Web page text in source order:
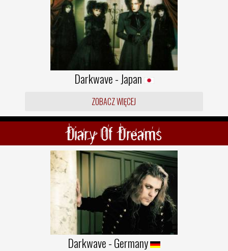
Darkwave - Japan
ZOBACZ WIĘCEJ
Diary Of Dreams
Darkwave - Germany